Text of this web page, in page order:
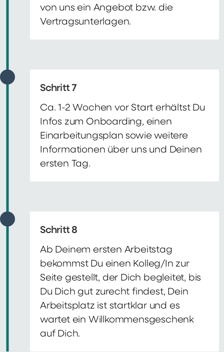
von uns ein Angebot bzw. die
Vertragsunterlagen.
Schritt 7
Ca. 1-2 Wochen vor Start erhältst Du
Infos zum Onboarding, einen
Einarbeitungsplan sowie weitere
Informationen über uns und Deinen
ersten Tag.
Schritt 8
Ab Deinem ersten Arbeitstag
bekommst Du einen Kolleg/In zur
Seite gestellt, der Dich begleitet, bis
Du Dich gut zurecht findest, Dein
Arbeitsplatz ist startklar und es
wartet ein Willkommensgeschenk
auf Dich.